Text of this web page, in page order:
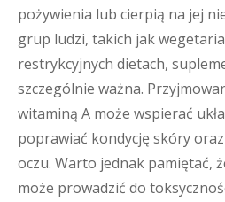
pożywienia lub cierpią na jej
grup ludzi, takich jak
restrykcyjnych dietach,
szczególnie ważna.
witaminą A może wspierać
poprawiać kondycję skóry
oczu. Warto jednak pamiętać,
może prowadzić do